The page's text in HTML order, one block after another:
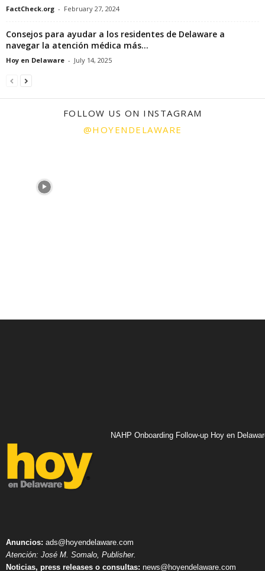
FactCheck.org - February 27, 2024
Consejos para ayudar a los residentes de Delaware a
navegar la atención médica más...
Hoy en Delaware - July 14, 2025
FOLLOW US ON INSTAGRAM
@HOYENDELAWARE
NAHP Onboarding Follow-up Hoy en
Anuncios: ads@hoyendelaware.com
Atención: José M. Somalo, Publisher.
Noticias, press releases o consultas: news@hoyendelaware.com